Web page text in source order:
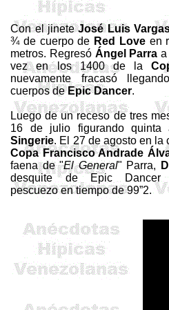
Con el jineteJosé Luis
¾ de cuerpo de Red Loveen
metros. Regresó Ángel Parra a
vez en los 1400 de la
nuevamente fracasó
cuerpos de Epic Dancer.
Luego de un receso de tres
16 de julio figurando
Singerie. El 27 de agosto en la
Copa Francisco Andrade
faena de "El General" Parra,
desquite deEpic Dancer
pescuezo en tiempo de 99”2.